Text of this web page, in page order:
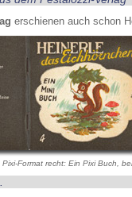
erschienen auch schon
Pixi-Format recht: Ein Pixi Buch,